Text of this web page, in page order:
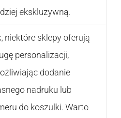
ekskluzywną.
niektóre sklepy oferują
personalizacji,
dodanie
nadruku lub
do koszulki. Warto